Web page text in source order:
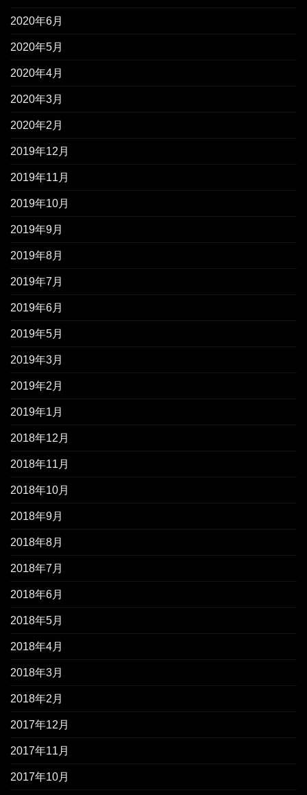
2020年6月
2020年5月
2020年4月
2020年3月
2020年2月
2019年12月
2019年11月
2019年10月
2019年9月
2019年8月
2019年7月
2019年6月
2019年5月
2019年3月
2019年2月
2019年1月
2018年12月
2018年11月
2018年10月
2018年9月
2018年8月
2018年7月
2018年6月
2018年5月
2018年4月
2018年3月
2018年2月
2017年12月
2017年11月
2017年10月